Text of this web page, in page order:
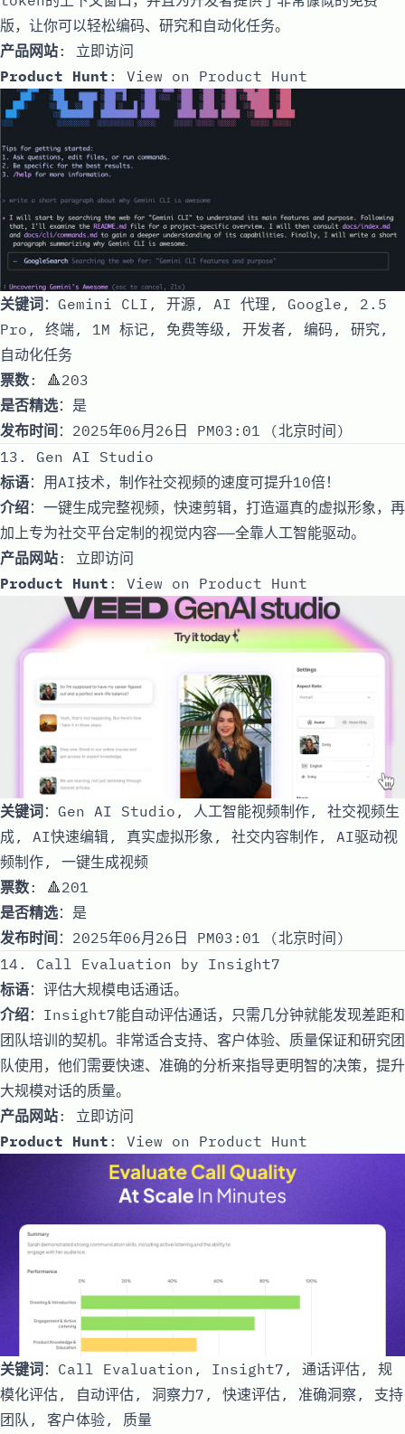
版，让你可以轻松编码、研究和自动化任务。
产品网站: 立即访问
Product Hunt : View on Product Hunt
关键词：Gemini CLI, 开源, AI 代理, Google, 2.5
Pro, 终端, 1M 标记, 免费等级, 开发者, 编码, 研究,
自动化任务
票数: 🔺203
是否精选：是
发布时间 ：2025年06月26日 PM03:01 (北京时间)
13. Gen AI Studio
标语：用AI技术，制作社交视频的速度可提升10倍！
介绍：一键生成完整视频，快速剪辑，打造逼真的虚拟形象，再
加上专为社交平台定制的视觉内容——全靠人工智能驱动。
产品网站: 立即访问
Product Hunt : View on Product Hunt
关键词：Gen AI Studio, 人工智能视频制作, 社交视频生
成, AI快速编辑, 真实虚拟形象, 社交内容制作, AI驱动视
频制作, 一键生成视频
票数: 🔺201
是否精选：是
发布时间 ：2025年06月26日 PM03:01 (北京时间)
14. Call Evaluation by Insight7
标语：评估大规模电话通话。
介绍：Insight7能自动评估通话，只需几分钟就能发现差距和
团队培训的契机。非常适合支持、客户体验、质量保证和研究团
队使用，他们需要快速、准确的分析来指导更明智的决策，提升
大规模对话的质量。
产品网站: 立即访问
Product Hunt : View on Product Hunt
关键词：Call Evaluation, Insight7, 通话评估, 规
模化评估, 自动评估, 洞察力7, 快速评估, 准确洞察, 支持
团队, 客户体验, 质量